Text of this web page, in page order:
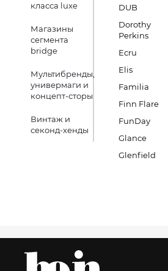
класса luxe
Магазины
сегмента
bridge
Мультибренды,
универмаги и
концепт-сторы
Винтаж и
секонд-хенды
DUB
Dorothy
Perkins
Ecru
Elis
Familia
Finn Flare
FunDay
Glance
Glenfield